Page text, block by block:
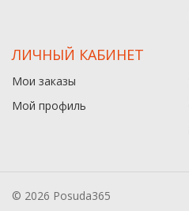
ЛИЧНЫЙ КАБИНЕТ
Мои заказы
Мой профиль
© 2026 Posuda365